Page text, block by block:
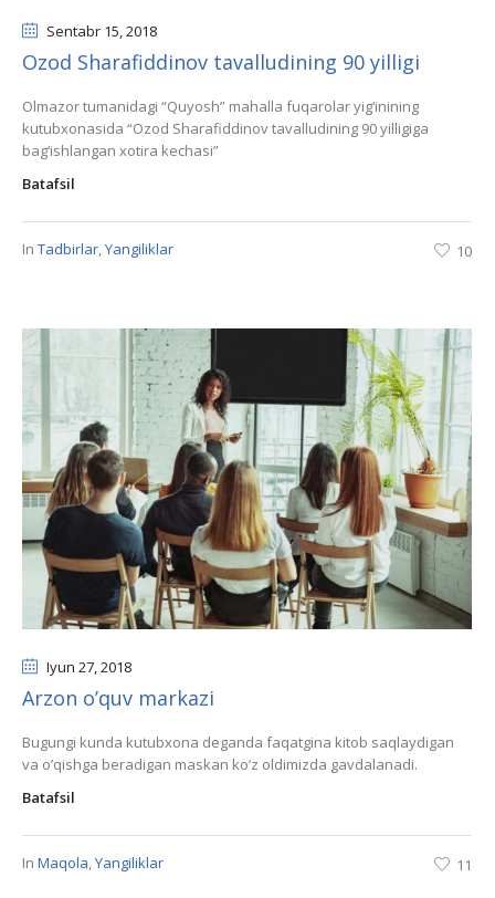
Sentabr 15, 2018
Ozod Sharafiddinov tavalludining 90 yilligi
Olmazor tumanidagi “Quyosh” mahalla fuqarolar yig‘inining
kutubxonasida “Ozod Sharafiddinov tavalludining 90 yilligiga
bag‘ishlangan xotira kechasi”
Batafsil
In Tadbirlar,Yangiliklar 10
Iyun 27, 2018
Arzon o’quv markazi
Bugungi kunda kutubxona deganda faqatgina kitob saqlaydigan
va o’qishga beradigan maskan ko’z oldimizda gavdalanadi.
Batafsil
In Maqola,Yangiliklar 11